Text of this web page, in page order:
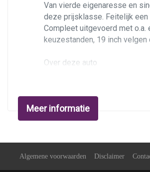
Van vierde eigenaresse en
deze prijsklasse. Feitelijk
Compleet uitgevoerd met
keuzestanden, 19 inch
Over deze auto
wel een slokje vertellen we er
originele optische conditie
de 4 ton, zie: https://youtu.be/
Uitvoeringskenmerken
De Basaltzwarte lak sluit
Meer informatie
Algemene voorwaarden Disclaimer